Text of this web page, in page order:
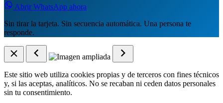
Abrir WhatsApp ahora
Sin tirar la tarjeta. Sin secuencia automática. Una persona te
responde.
Este sitio web utiliza cookies propias y de terceros con fines técnicos
y, si las aceptas, analíticos. No se recaban ni ceden datos personales
sin tu consentimiento.